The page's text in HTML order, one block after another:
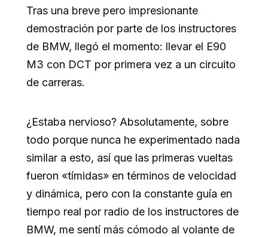
Tras una breve pero impresionante
demostración por parte de los instructores
de BMW, llegó el momento: llevar el E90
M3 con DCT por primera vez a un circuito
de carreras.
¿Estaba nervioso? Absolutamente, sobre
todo porque nunca he experimentado nada
similar a esto, así que las primeras vueltas
fueron «tímidas» en términos de velocidad
y dinámica, pero con la constante guía en
tiempo real por radio de los instructores de
BMW, me sentí más cómodo al volante de